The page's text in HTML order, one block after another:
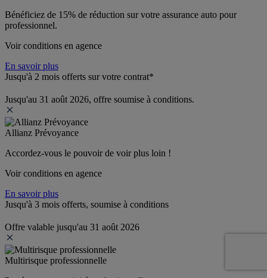
Bénéficiez de 15% de réduction sur votre assurance auto pour
professionnel.
Voir conditions en agence
En savoir plus
Jusqu'à 2 mois offerts sur votre contrat*
Jusqu'au 31 août 2026, offre soumise à conditions.
Allianz Prévoyance
Accordez-vous le pouvoir de voir plus loin !
Voir conditions en agence
En savoir plus
Jusqu'à 3 mois offerts, soumise à conditions
Offre valable jusqu'au 31 août 2026
Multirisque professionnelle